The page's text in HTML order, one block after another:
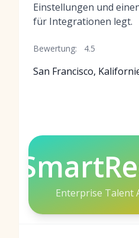
Einstellungen und
für Integrationen legt.
Bewertung: 4.5
San Francisco,
Enterprise Talent